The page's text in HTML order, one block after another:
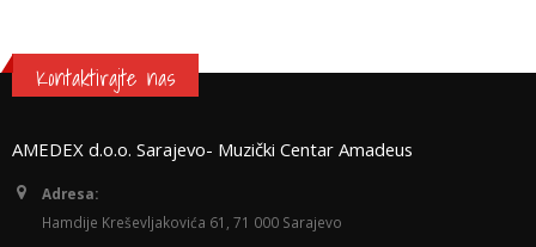
Kontaktirajte nas
AMEDEX d.o.o. Sarajevo- Muzički Centar Amadeus
Adresa:
Hamdije Kreševljakovića 61, 71 000 Sarajevo